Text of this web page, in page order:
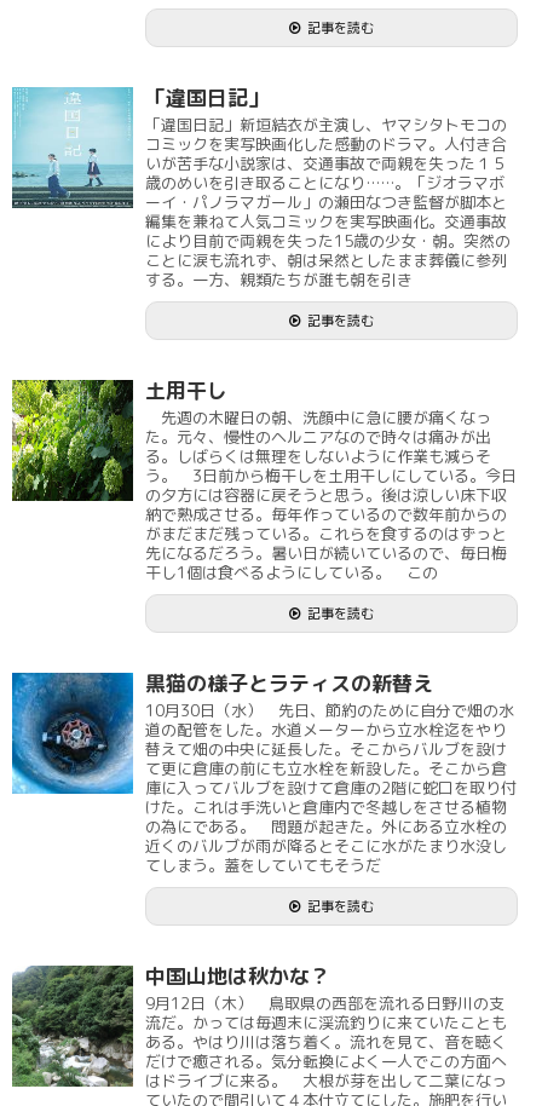
記事を読む
「違国日記」
「違国日記」新垣結衣が主演し、ヤマシタトモコの
コミックを実写映画化した感動のドラマ。人付き合
いが苦手な小説家は、交通事故で両親を失った１５
歳のめいを引き取ることになり……。「ジオラマボ
ーイ・パノラマガール」の瀬田なつき監督が脚本と
編集を兼ねて人気コミックを実写映画化。交通事故
により目前で両親を失った15歳の少女・朝。突然の
ことに涙も流れず、朝は呆然としたまま葬儀に参列
する。一方、親類たちが誰も朝を引き
記事を読む
土用干し
先週の木曜日の朝、洗顔中に急に腰が痛くなっ
た。元々、慢性のヘルニアなので時々は痛みが出
る。しばらくは無理をしないように作業も減らそ
う。 3日前から梅干しを土用干しにしている。今日
の夕方には容器に戻そうと思う。後は涼しい床下収
納で熟成させる。毎年作っているので数年前からの
がまだまだ残っている。これらを食するのはずっと
先になるだろう。暑い日が続いているので、毎日梅
干し1個は食べるようにしている。 この
記事を読む
黒猫の様子とラティスの新替え
10月30日（水） 先日、節約のために自分で畑の水
道の配管をした。水道メーターから立水栓迄をやり
替えて畑の中央に延長した。そこからバルブを設け
て更に倉庫の前にも立水栓を新設した。そこから倉
庫に入ってバルブを設けて倉庫の2階に蛇口を取り付
けた。これは手洗いと倉庫内で冬越しをさせる植物
の為にである。 問題が起きた。外にある立水栓の
近くのバルブが雨が降るとそこに水がたまり水没し
てしまう。蓋をしていてもそうだ
記事を読む
中国山地は秋かな？
9月12日（木） 鳥取県の西部を流れる日野川の支
流だ。かっては毎週末に渓流釣りに来ていたことも
ある。やはり川は落ち着く。流れを見て、音を聴く
だけで癒される。気分転換によく一人でこの方面へ
はドライブに来る。 大根が芽を出して二葉になっ
ていたので間引いて４本仕立てにした。施肥を行い